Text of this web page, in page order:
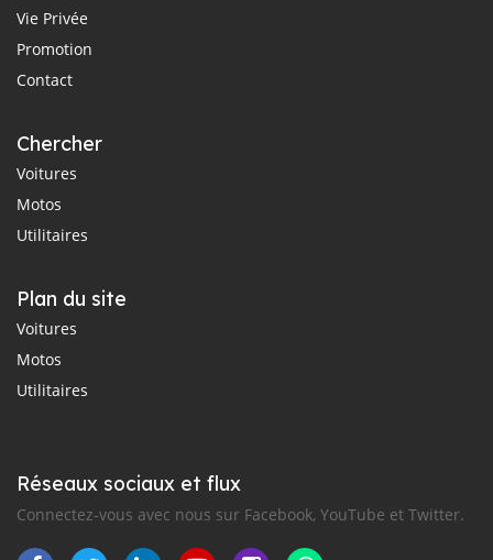
Vie Privée
Promotion
Contact
Chercher
Voitures
Motos
Utilitaires
Plan du site
Voitures
Motos
Utilitaires
Réseaux sociaux et flux
Connectez-vous avec nous sur Facebook, YouTube et Twitter.